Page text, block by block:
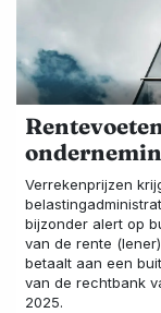
Verrekenprijzen
bijzonder alert op
van de rente
betaalt aan een
van de rechtbank
2025.